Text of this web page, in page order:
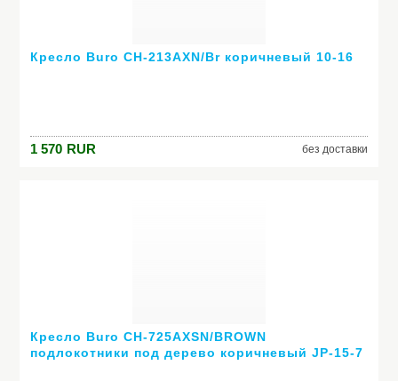
Кресло Buro CH-213AXN/Br коричневый 10-16
1 570 RUR без доставки
Кресло Buro CH-725AXSN/BROWN
подлокотники под дерево коричневый JP-15-7